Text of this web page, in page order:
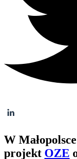
W
projekt OZE